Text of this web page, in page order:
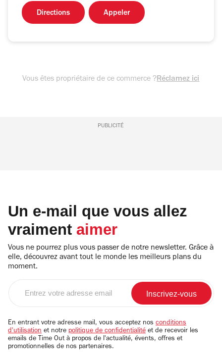
Directions Appeler
Vous êtes propriétaire de ce commerce ?Réclamez ici
PUBLICITÉ
Un e-mail que vous allez
vraiment aimer
Vous ne pourrez plus vous passer de notre newsletter. Grâce à
elle, découvrez avant tout le monde les meilleurs plans du
moment.
email
En entrant votre adresse mail, vous acceptez nos conditions
d'utilisation et notre politique de confidentialité et de recevoir les
emails de Time Out à propos de l'actualité, évents, offres et
promotionnelles de nos partenaires.